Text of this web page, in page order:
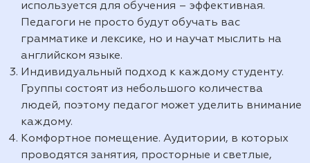
используется для обучения – эффективная.
Педагоги не просто будут обучать вас
грамматике и лексике, но и научат мыслить на
английском языке.
Индивидуальный подход к каждому студенту.
Группы состоят из небольшого количества
людей, поэтому педагог может уделить внимание
каждому.
Комфортное помещение. Аудитории, в которых
проводятся занятия, просторные и светлые,